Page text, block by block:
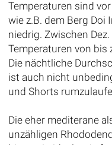
Temperaturen sind
wie z.B. dem Berg
niedrig. Zwischen
Temperaturen von bis
Die nächtliche
ist auch nicht
und Shorts
Die eher mediterane
unzähligen